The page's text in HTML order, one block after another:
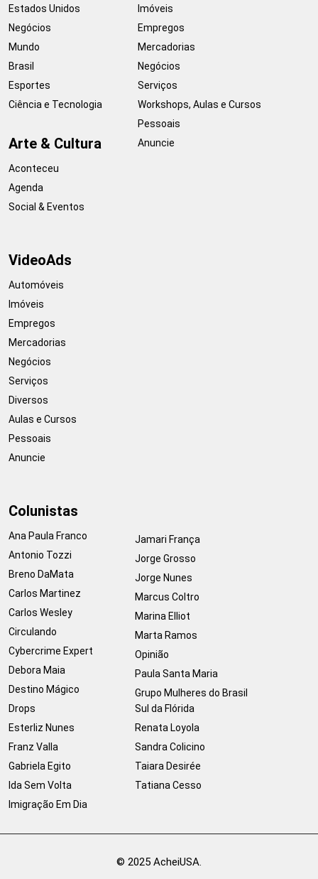
Estados Unidos
Negócios
Mundo
Brasil
Esportes
Ciência e Tecnologia
Arte & Cultura
Aconteceu
Agenda
Social & Eventos
Imóveis
Empregos
Mercadorias
Negócios
Serviços
Workshops, Aulas e Cursos
Pessoais
Anuncie
VideoAds
Automóveis
Imóveis
Empregos
Mercadorias
Negócios
Serviços
Diversos
Aulas e Cursos
Pessoais
Anuncie
Colunistas
Ana Paula Franco
Antonio Tozzi
Breno DaMata
Carlos Martinez
Carlos Wesley
Circulando
Cybercrime Expert
Debora Maia
Destino Mágico
Drops
Esterliz Nunes
Franz Valla
Gabriela Egito
Ida Sem Volta
Imigração Em Dia
Jamari França
Jorge Grosso
Jorge Nunes
Marcus Coltro
Marina Elliot
Marta Ramos
Opinião
Paula Santa Maria
Grupo Mulheres do Brasil
Sul da Flórida
Renata Loyola
Sandra Colicino
Taiara Desirée
Tatiana Cesso
© 2025 AcheiUSA.